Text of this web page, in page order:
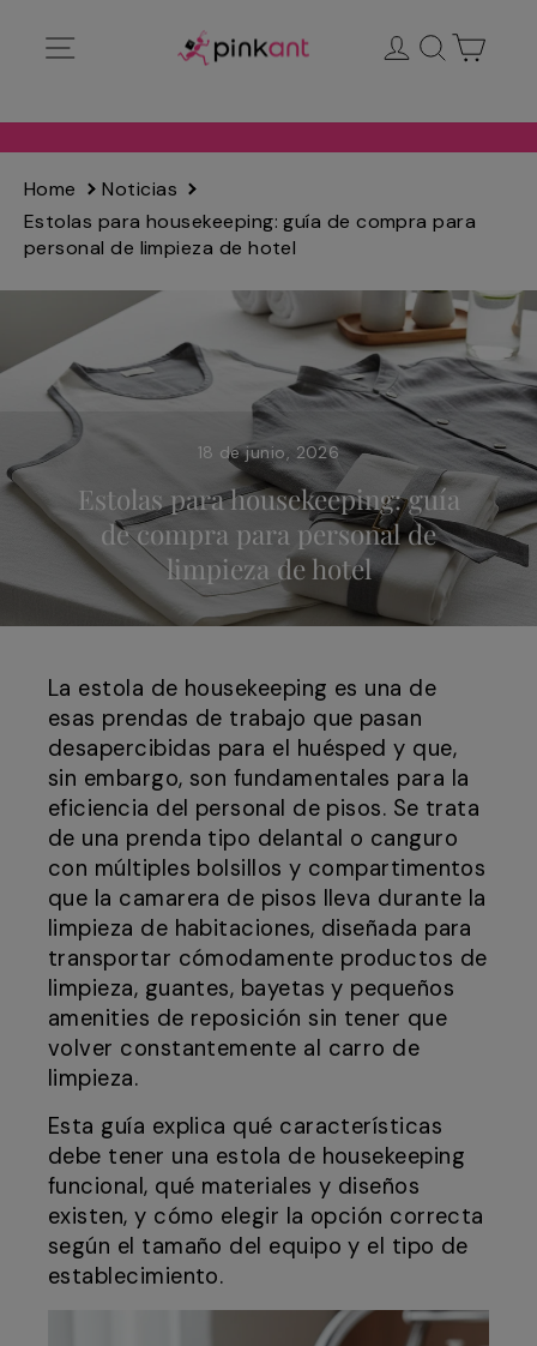
directamente
Ingresar
Buscar
Home
Noticias
Estolas para housekeeping: guía de compra para
personal de limpieza de hotel
18 de junio, 2026
Estolas para housekeeping: guía
de compra para personal de
limpieza de hotel
La estola de housekeeping es una de
esas prendas de trabajo que pasan
desapercibidas para el huésped y que,
sin embargo, son fundamentales para la
eficiencia del personal de pisos. Se trata
de una prenda tipo delantal o canguro
con múltiples bolsillos y compartimentos
que la camarera de pisos lleva durante la
limpieza de habitaciones, diseñada para
transportar cómodamente productos de
limpieza, guantes, bayetas y pequeños
amenities de reposición sin tener que
volver constantemente al carro de
limpieza.
Esta guía explica qué características
debe tener una estola de housekeeping
funcional, qué materiales y diseños
existen, y cómo elegir la opción correcta
según el tamaño del equipo y el tipo de
establecimiento.